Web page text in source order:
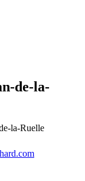
de-la-
la-Ruelle